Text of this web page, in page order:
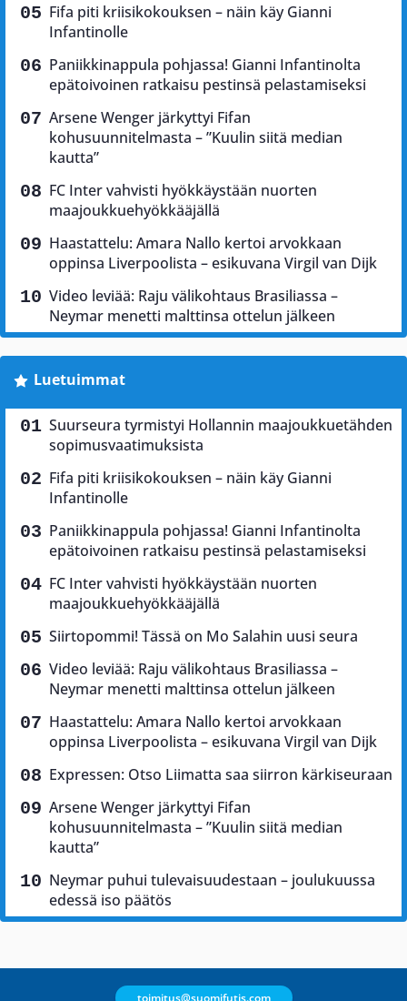
Fifa piti kriisikokouksen – näin käy Gianni
Infantinolle
Paniikkinappula pohjassa! Gianni Infantinolta
epätoivoinen ratkaisu pestinsä pelastamiseksi
Arsene Wenger järkyttyi Fifan
kohusuunnitelmasta – ”Kuulin siitä median
kautta”
FC Inter vahvisti hyökkäystään nuorten
maajoukkuehyökkääjällä
Haastattelu: Amara Nallo kertoi arvokkaan
oppinsa Liverpoolista – esikuvana Virgil van Dijk
Video leviää: Raju välikohtaus Brasiliassa –
Neymar menetti malttinsa ottelun jälkeen
Luetuimmat
Suurseura tyrmistyi Hollannin maajoukkuetähden
sopimusvaatimuksista
Fifa piti kriisikokouksen – näin käy Gianni
Infantinolle
Paniikkinappula pohjassa! Gianni Infantinolta
epätoivoinen ratkaisu pestinsä pelastamiseksi
FC Inter vahvisti hyökkäystään nuorten
maajoukkuehyökkääjällä
Siirtopommi! Tässä on Mo Salahin uusi seura
Video leviää: Raju välikohtaus Brasiliassa –
Neymar menetti malttinsa ottelun jälkeen
Haastattelu: Amara Nallo kertoi arvokkaan
oppinsa Liverpoolista – esikuvana Virgil van Dijk
Expressen: Otso Liimatta saa siirron kärkiseuraan
Arsene Wenger järkyttyi Fifan
kohusuunnitelmasta – ”Kuulin siitä median
kautta”
Neymar puhui tulevaisuudestaan – joulukuussa
edessä iso päätös